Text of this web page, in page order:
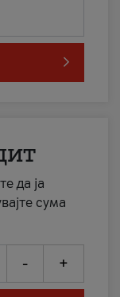
да ја
сума
- +